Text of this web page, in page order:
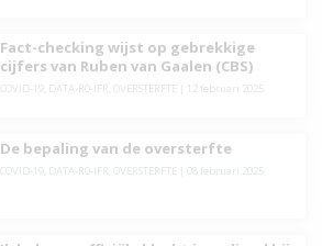
Fact-checking wijst op gebrekkige
cijfers van Ruben van Gaalen (CBS)
COVID-19, DATA-R0-IFR OVERSTERFTE 12 februari 2025
De bepaling van de oversterfte
COVID-19, DATA-R0-IFR OVERSTERFTE 08 februari 2025